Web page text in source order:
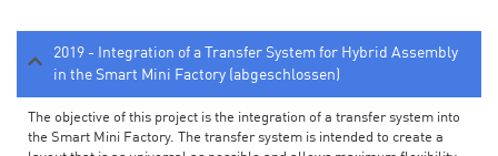
2019 - Integration of a Transfer System for Hybrid Assembly
in the Smart Mini Factory (abgeschlossen)
The objective of this project is the integration of a transfer system into
the Smart Mini Factory. The transfer system is intended to create a